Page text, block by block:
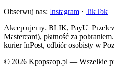
Obserwuj nas: Instagram · TikTok
Akceptujemy: BLIK, PayU,
Mastercard), płatność za
kurier InPost, odbiór osobisty w
© 2026 Kpopszop.pl — Wszelkie